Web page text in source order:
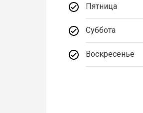
Пятница
Суббота
Воскресенье